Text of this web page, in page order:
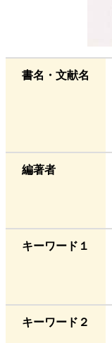
書名・文献名
編著者
キーワード１
キーワード２